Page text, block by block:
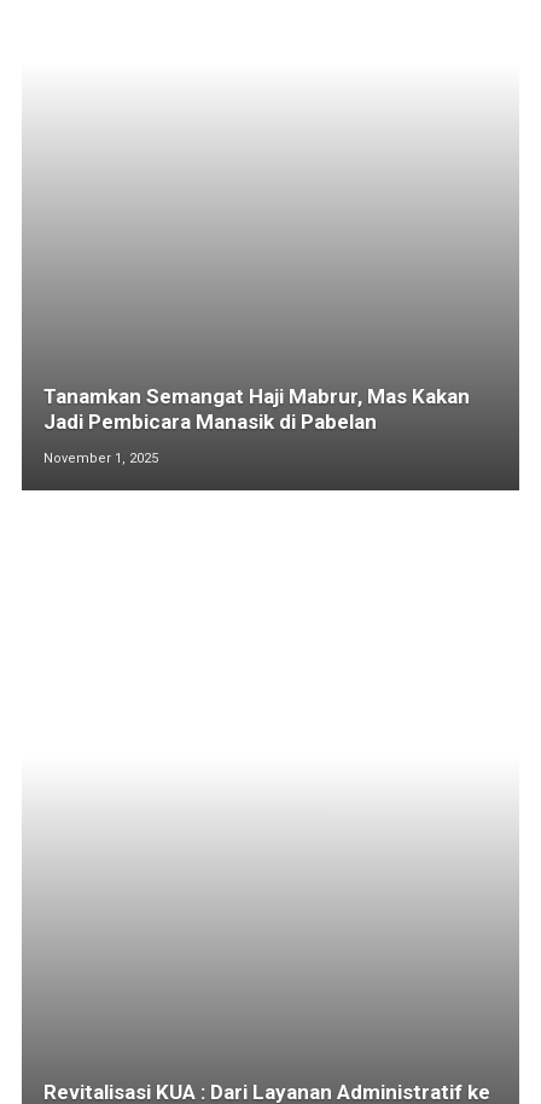
Tanamkan Semangat Haji Mabrur, Mas Kakan
Jadi Pembicara Manasik di Pabelan
November 1, 2025
Revitalisasi KUA : Dari Layanan Administratif ke